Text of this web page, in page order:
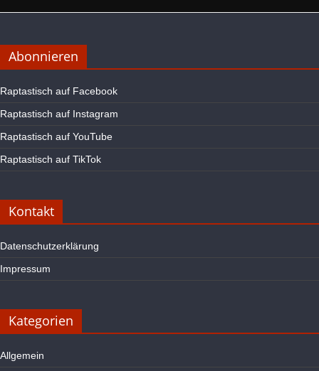
Abonnieren
Raptastisch auf Facebook
Raptastisch auf Instagram
Raptastisch auf YouTube
Raptastisch auf TikTok
Kontakt
Datenschutzerklärung
Impressum
Kategorien
Allgemein